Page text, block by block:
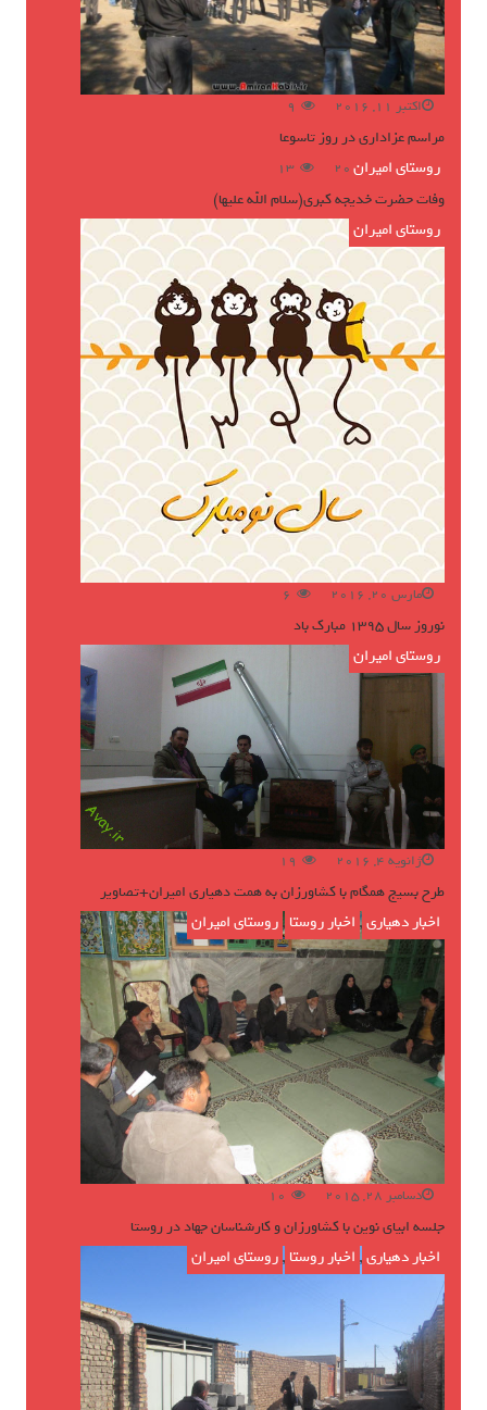
اکتبر 11, 2016 9
مراسم عزاداری در روز تاسوعا
روستای امیران
ژوئن 16, 2016 13
وفات حضرت خدیجه کبری(سلام الله علیها)
روستای امیران
مارس 20, 2016 6
نوروز سال ۱۳۹۵ مبارک باد
روستای امیران
ژانویه 4, 2016 19
طرح بسیج همگام با کشاورزان به همت دهیاری امیران+تصاویر
اخبار دهیاری, اخبار روستا ,روستای امیران
دسامبر 28, 2015 10
جلسه ابیای نوین با کشاورزان و کارشناسان جهاد در روستا
اخبار دهیاری, اخبار روستا ,روستای امیران